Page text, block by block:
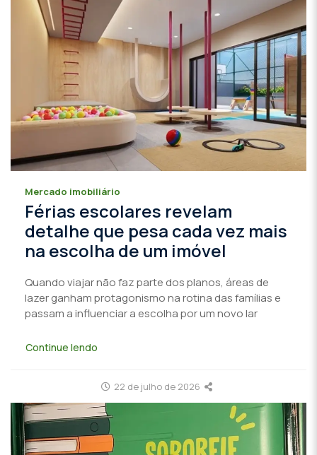
Mercado imobiliário
Férias escolares revelam
detalhe que pesa cada vez mais
na escolha de um imóvel
Quando viajar não faz parte dos planos, áreas de
lazer ganham protagonismo na rotina das famílias e
passam a influenciar a escolha por um novo lar
Continue lendo
22 de julho de 2026